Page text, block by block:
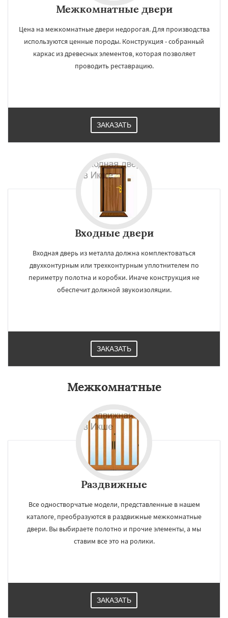
Межкомнатные двери
Цена на межкомнатные двери недорогая. Для производства
используются ценные породы. Конструкция - собранный
каркас из древесных элементов, которая позволяет
проводить реставрацию.
ЗАКАЗАТЬ
Входные двери
Входная дверь из металла должна комплектоваться
двухконтурным или трехконтурным уплотнителем по
периметру полотна и коробки. Иначе конструкция не
обеспечит должной звукоизоляции.
ЗАКАЗАТЬ
Межкомнатные
Раздвижные
Все одностворчатые модели, представленные в нашем
каталоге, преобразуются в раздвижные межкомнатные
двери. Вы выбираете полотно и прочие элементы, а мы
ставим все это на ролики.
ЗАКАЗАТЬ